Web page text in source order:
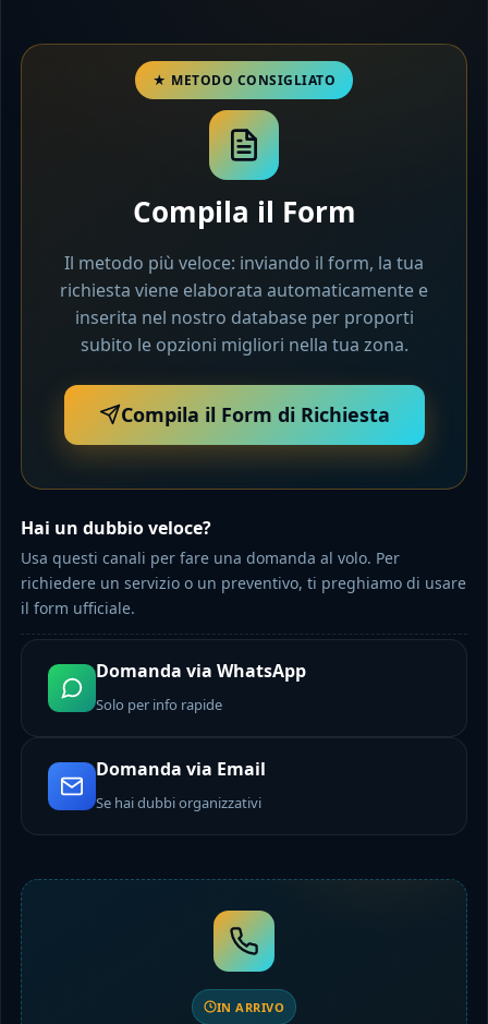
Compila il Form
Il metodo più veloce: inviando il form, la tua
richiesta viene elaborata automaticamente e
inserita nel nostro database per proporti
subito le opzioni migliori nella tua zona.
Compila il Form di Richiesta
Hai un dubbio veloce?
Usa questi canali per fare una domanda al volo. Per
richiedere un servizio o un preventivo, ti preghiamo di usare
il form ufficiale.
Domanda via WhatsApp
Solo per info rapide
Domanda via Email
Se hai dubbi organizzativi
IN ARRIVO